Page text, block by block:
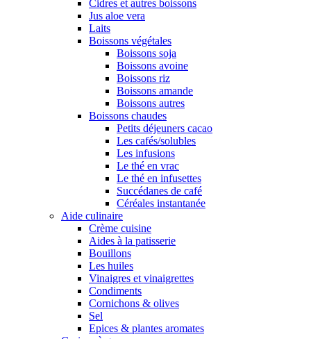
Cidres et autres boissons
Jus aloe vera
Laits
Boissons végétales
Boissons soja
Boissons avoine
Boissons riz
Boissons amande
Boissons autres
Boissons chaudes
Petits déjeuners cacao
Les cafés/solubles
Les infusions
Le thé en vrac
Le thé en infusettes
Succédanes de café
Céréales instantanée
Aide culinaire
Crème cuisine
Aides à la patisserie
Bouillons
Les huiles
Vinaigres et vinaigrettes
Condiments
Cornichons & olives
Sel
Epices & plantes aromates